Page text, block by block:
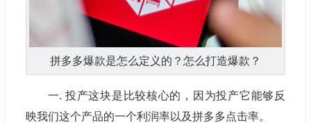
拼多多爆款是怎么定义的？怎么打造爆款？
一. 投产这块是比较核心的，因为投产它能够反
映我们这个产品的一个利润率以及拼多多点击率。